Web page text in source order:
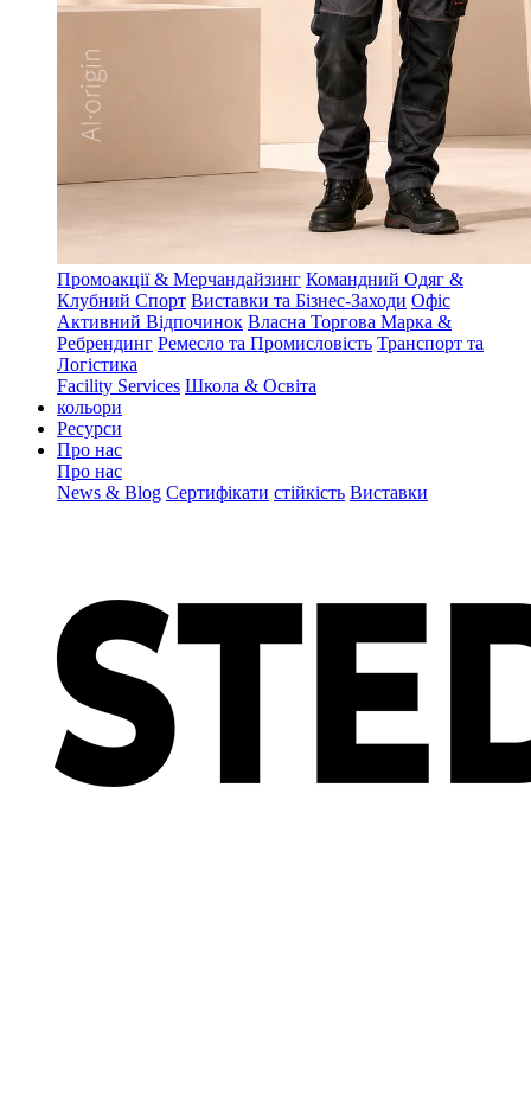
Промоакції & Мерчандайзинг Командний Одяг &
Клубний Спорт Виставки та Бізнес-Заходи Офіс
Активний Відпочинок Власна Торгова Марка &
Ребрендинг Ремесло та Промисловість Транспорт та
Логістика
Facility Services Школа & Освіта
кольори
Ресурси
Про нас
Про нас
News & Blog Сертифікати стійкість Виставки